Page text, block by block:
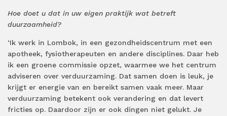
Hoe doet u dat in uw eigen praktijk wat betreft
duurzaamheid?
‘Ik werk in Lombok, in een gezondheidscentrum met een
apotheek, fysiotherapeuten en andere disciplines. Daar heb
ik een groene commissie opzet, waarmee we het centrum
adviseren over verduurzaming. Dat samen doen is leuk, je
krijgt er energie van en bereikt samen vaak meer. Maar
verduurzaming betekent ook verandering en dat levert
fricties op. Daardoor zijn er ook dingen niet gelukt. Je